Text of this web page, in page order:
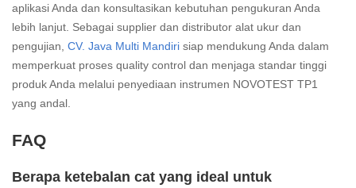
aplikasi Anda dan konsultasikan kebutuhan pengukuran Anda
lebih lanjut. Sebagai supplier dan distributor alat ukur dan
pengujian, CV. Java Multi Mandiri siap mendukung Anda dalam
memperkuat proses quality control dan menjaga standar tinggi
produk Anda melalui penyediaan instrumen NOVOTEST TP1
yang andal.
FAQ
Berapa ketebalan cat yang ideal untuk